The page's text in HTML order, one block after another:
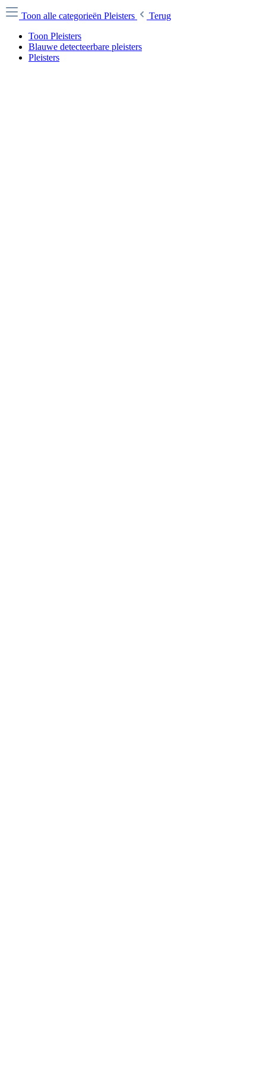
Toon alle categorieën Pleisters
Terug
Toon Pleisters
Blauwe detecteerbare pleisters
Pleisters